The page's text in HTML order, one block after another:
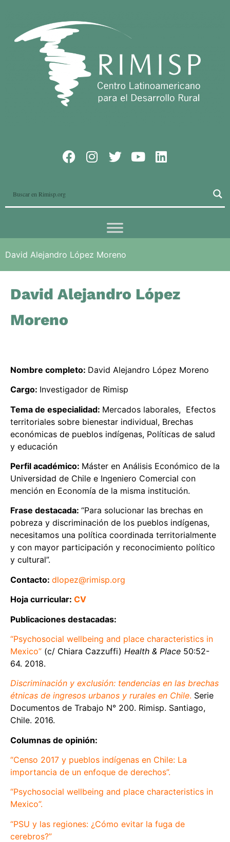
David Alejandro López Moreno
David Alejandro López
Moreno
Nombre completo: David Alejandro López Moreno
Cargo: Investigador de Rimisp
Tema de especialidad: Mercados laborales, Efectos
territoriales sobre bienestar individual, Brechas
económicas de pueblos indígenas, Políticas de salud
y educación
Perfil académico: Máster en Análisis Económico de la
Universidad de Chile e Ingeniero Comercial con
mención en Economía de la misma institución.
Frase destacada: “Para solucionar las brechas en
pobreza y discriminación de los pueblos indígenas,
necesitamos una política coordinada territorialmente
y con mayor participación y reconocimiento político
y cultural”.
Contacto: dlopez@rimisp.org
Hoja curricular: CV
Publicaciones destacadas:
“Psychosocial wellbeing and place characteristics in
Mexico” (c/ Chiara Cazzuffi) Health & Place 50:52-
64. 2018.
Discriminación y exclusión: tendencias en las brechas
étnicas de ingresos urbanos y rurales en Chile. Serie
Documentos de Trabajo N° 200. Rimisp. Santiago,
Chile. 2016.
Columnas de opinión:
“Censo 2017 y pueblos indígenas en Chile: La
importancia de un enfoque de derechos”.
“Psychosocial wellbeing and place characteristics in
Mexico”.
“PSU y las regiones: ¿Cómo evitar la fuga de
cerebros?”